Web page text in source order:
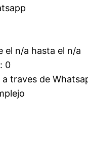
el n/a hasta el n/a
0
traves de